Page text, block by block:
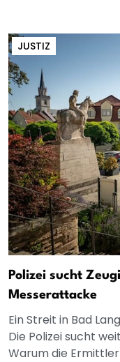
JUSTIZ
Polizei sucht
Messerattacke
Ein Streit in Bad
Die Polizei sucht
Warum die